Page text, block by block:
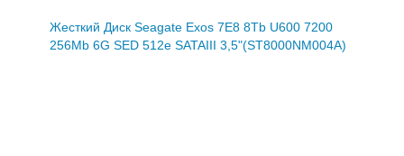
Жесткий Диск Seagate Exos 7E8 8Tb U600 7200
256Mb 6G SED 512e SATAIII 3,5"(ST8000NM004A)